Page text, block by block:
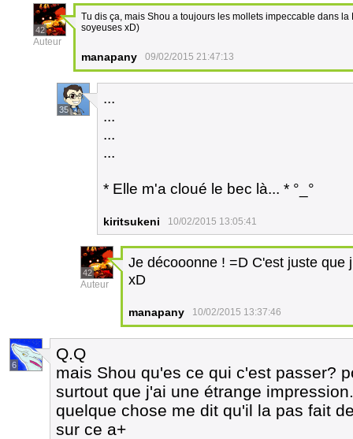
42
Auteur
Tu dis ça, mais Shou a toujours les mollets impeccable dans
soyeuses xD)
manapany 09/02/2015 21:47:13
35
...
...
...
...
* Elle m'a cloué le bec là... * °_°
kiritsukeni 10/02/2015 13:05:41
42
Auteur
Je décooonne ! =D C'est juste que
xD
manapany 10/02/2015 13:37:46
6
Q.Q
mais Shou qu'es ce qui c'est passer?
surtout que j'ai une étrange
quelque chose me dit qu'il la pas fait
sur ce a+